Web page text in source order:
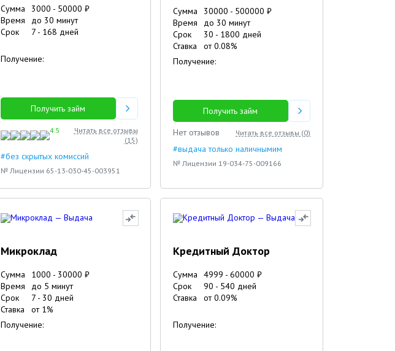
Сумма 3000 - 50000 ₽
Время
до 30 минут
Срок
7- 168 дней
Получение:
Получить займ
4.5
Читать все отзывы
(15)
#без скрытых комиссий
№ Лицензии 65-13-030-45-003951
Сумма 30000 - 500000 ₽
Время
до 30 минут
Срок
30 - 1800 дней
Ставка
от0.08%
Получение:
Получить займ
Нет отзывов
Читать все отзывы (0)
#выдача только наличнымим
№ Лицензии 19-034-75-009166
Микроклад
Сумма 1000 - 30000 ₽
Время
до 5 минут
Срок
7- 30 дней
Ставка
от 1%
Получение:
Кредитный Доктор
Сумма 4999 - 60000 ₽
Срок
90 - 540 дней
Ставка
от0.09%
Получение: